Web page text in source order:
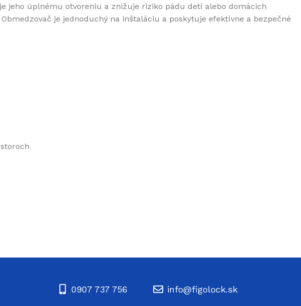
jeho úplnému otvoreniu a znižuje riziko pádu detí alebo domácich
je jednoduchý na inštaláciu a poskytuje efektívne a bezpečné
0907 737 756 info@figolock.sk